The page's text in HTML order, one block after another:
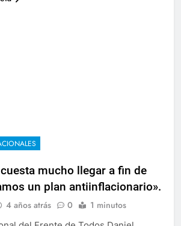
mucho llegar a fin de
un plan antiinflacionario».
4 años atrás 0 1 minutos